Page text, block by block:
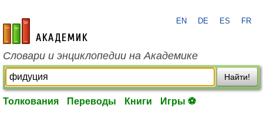
academic.ru
EN DE ES FR
Словари и энциклопедии на Академике
Найти!
Толкования Переводы Книги Игры ⚽